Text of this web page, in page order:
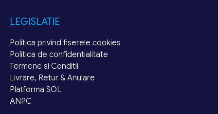
LEGISLATIE
Politica privind fiserele cookies
Politica de confidentialitate
Termene si Conditii
Livrare, Retur & Anulare
Platforma SOL
ANPC